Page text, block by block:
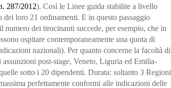
287/2012). Così le Linee guida stabilite a livello
dei loro 21 ordinamenti. E in questo passaggio
dei tirocinanti succede, per esempio, che in
ospitare contemporaneamente una quota di
nazionali). Per quanto concerne la facoltà di
post-stage, Veneto, Liguria ed Emilia-
sotto i 20 dipendenti. Durata: soltanto 3 Regioni
perfettamente conformi alle indicazioni delle